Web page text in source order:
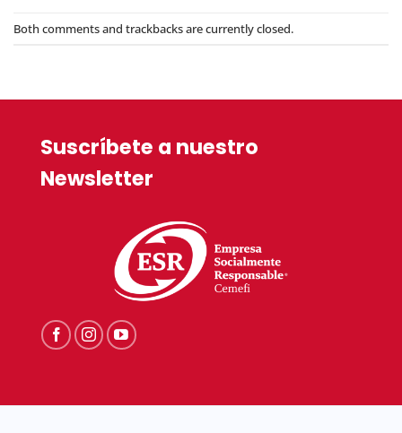
Both comments and trackbacks are currently closed.
Suscríbete a nuestro
Newsletter